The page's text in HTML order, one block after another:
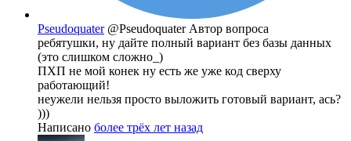
Pseudoquater @Pseudoquater Автор вопроса
ребятушки, ну дайте полный вариант без базы данных
(это слишком сложно_)
ПХП не мой конек ну есть же уже код сверху
работающий!
неужели нельзя просто выложить готовый вариант, ась?
)))
Написано более трёх лет назад